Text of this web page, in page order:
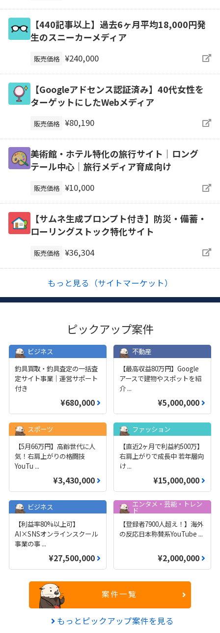
【440記事以上】過去6ヶ月平均18,000円発
生のスニーカーメディア
販売価格 ¥240,000
【Googleアドセンス認証済み】40代女性を
ターゲットにしたWebメディア
販売価格 ¥80,190
美術館・ホテル特化の旅行サイト｜ロング
テール中心｜旅行メディア育成向け
販売価格 ¥10,000
【サムネ生成プロンプト付き】防災・備蓄・
ローリングストック特化サイト
販売価格 ¥36,304
もっと見る（サイトマーケット）
ピックアップ案件
ビジネス
釣具買取・釣具査定の一括査
定サイト事業｜運営サポート
付き
¥680,000
不動産
【最高収益80万円】Google
アースで建物やスポットを紹
介 ...
¥5,000,000
スポーツ
【5月66万円】高齢世代に人
気！右肩上がりの格闘技
YouTu ...
¥3,430,000
ファッション
【直近2ヶ月で利益約500万】
右肩上がりで成長中 若年層向
け...
¥15,000,000
ビジネス
【利益率80%以上可】
AI×SNSオンラインスクール
事業の事 ...
¥27,500,000
エンタメ・芸能・トレン
ド
【登録者7900人超え！】海外
の反応日本称賛系YouTube ...
¥2,000,000
案件一覧
もっとピックアップ案件を見る